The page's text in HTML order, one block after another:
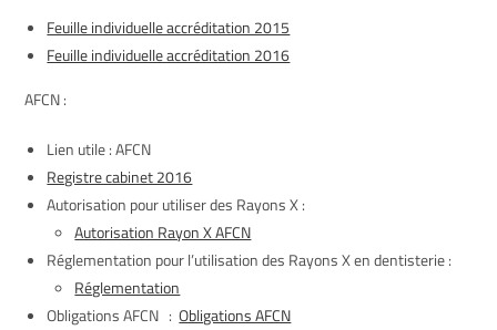
Feuille individuelle accréditation 2015
Feuille individuelle accréditation 2016
AFCN :
Lien utile : AFCN
Registre cabinet 2016
Autorisation pour utiliser des Rayons X :
Autorisation Rayon X AFCN
Réglementation pour l’utilisation des Rayons X en dentisterie :
Réglementation
Obligations AFCN :Obligations AFCN